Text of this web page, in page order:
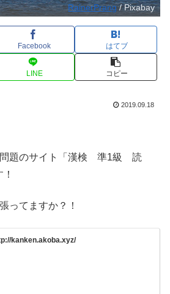
RainerPrang/ Pixabay
Facebook はてブ
LINE コピー
2019.09.18
問題のサイト「漢検 準1級 読
ってますか？！
kanken.akoba.xyz/